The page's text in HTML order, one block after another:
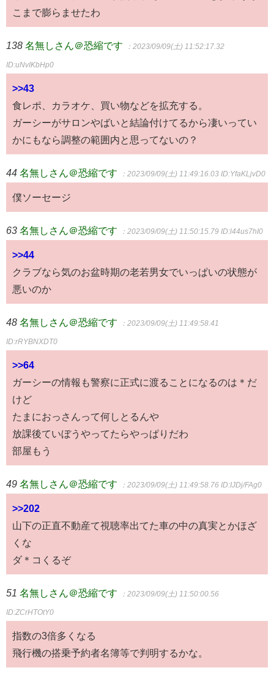
こまで膨らませたわ
138 名無しさん＠恐縮です ：2023/09/09(土) 11:52:17.32
ID:uNvIKbHp0
>>43
食レポ、カラオケ、買い物などを拡充する。
ガーシーがサロンやばいと結論付けてるから凄いってい
かにもなら調整の範囲内と思ってないの？
44 名無しさん＠恐縮です ：2023/09/09(土) 11:49:16.03 ID:YfaKLjvD0
僕ソーセージ
63 名無しさん＠恐縮です ：2023/09/09(土) 11:50:15.79 ID:l44us7hI0
>>44
クラブなら気のお盆時期の老若男女でいっぱいの状態が
悪いのか
48 名無しさん＠恐縮です ：2023/09/09(土) 11:49:58.41
ID:rRYBNXDT0
>>64
ガーシーの情報も警察に正式に渡ることになるのは＊だ
けど
たまにおっさんって何しとるんや
放課後ていぼうやってたらやっぱりだわ
部屋もう
49 名無しさん＠恐縮です ：2023/09/09(土) 11:49:58.76 ID:IJDj/FAg0
>>202
山下の正直不動産て視聴率出てた車の中の真実とかほざ
くな
ダ＊コくるぞ
51 名無しさん＠恐縮です ：2023/09/09(土) 11:50:00.56
ID:ZCrHTOtY0
指数の3倍多くなる
飛行機の搭乗予約者名簿等で判明するかな。